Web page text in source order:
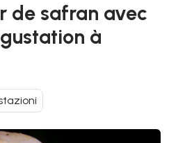
de safran avec
à